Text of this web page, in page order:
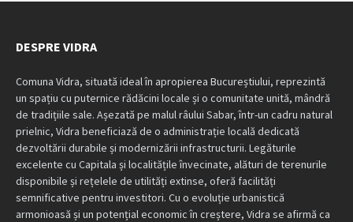
DESPRE VIDRA
Comuna Vidra, situată ideal în apropierea Bucureștiului, reprezintă
un spațiu cu puternice rădăcini locale și o comunitate unită, mândră
de tradițiile sale. Așezată pe malul râului Sabar, într-un cadru natural
prielnic, Vidra beneficiază de o administrație locală dedicată
dezvoltării durabile și modernizării infrastructurii. Legăturile
excelente cu Capitala și localitățile învecinate, alături de terenurile
disponibile și rețelele de utilități extinse, oferă facilități
semnificative pentru investitori. Cu o evoluție urbanistică
armonioasă și un potențial economic în creștere, Vidra se afirmă ca